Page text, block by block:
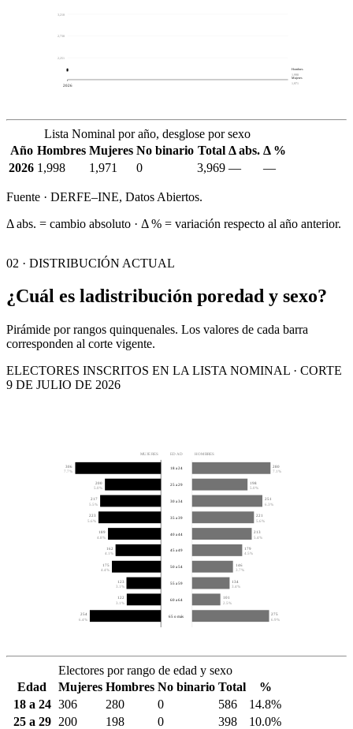
2,251
2,730
3,210
2026
Mujeres
1,971
Hombres
1,998
Lista Nominal por año, desglose por sexo
Año Hombres Mujeres No binario Total Δ abs. Δ %
2026 1,998 1,971 0 3,969 — —
Fuente · DERFE–INE, Datos Abiertos.
Δ abs. = cambio absoluto · Δ % = variación respecto al año anterior.
02 · DISTRIBUCIÓN ACTUAL
¿Cuál es ladistribución poredad y sexo?
Pirámide por rangos quinquenales. Los valores de cada barra
corresponden al corte vigente.
ELECTORES INSCRITOS EN LA LISTA NOMINAL · CORTE
9 DE JULIO DE 2026
MUJERES EDAD HOMBRES
306
7.7%
280
7.1%
18 a 24
200
5.0%
198
5.0%
25 a 29
217
5.5%
251
6.3%
30 a 34
223
5.6%
221
5.6%
35 a 39
189
4.8%
213
5.4%
40 a 44
162
4.1%
179
4.5%
45 a 49
175
4.4%
146
3.7%
50 a 54
123
3.1%
134
3.4%
55 a 59
122
3.1%
101
2.5%
60 a 64
254
6.4%
275
6.9%
65 o más
Electores por rango de edad y sexo
Edad
Mujeres Hombres No binario Total
%
18 a 24 306 280 0 586
14.8%
25 a 29
200 198 0 398
10.0%